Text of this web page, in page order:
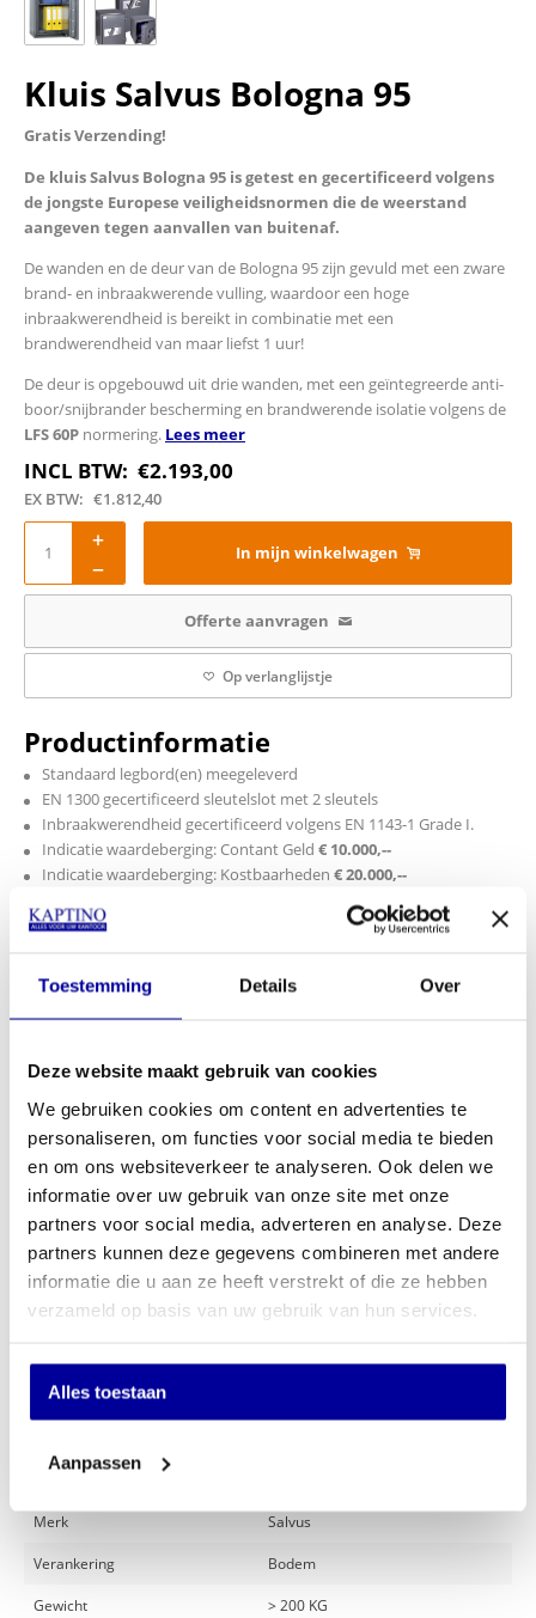
Toestemming Details Over
Deze website maakt gebruik van cookies
We gebruiken cookies om content en advertenties te
personaliseren, om functies voor social media te bieden
en om ons websiteverkeer te analyseren. Ook delen we
informatie over uw gebruik van onze site met onze
partners voor social media, adverteren en analyse. Deze
partners kunnen deze gegevens combineren met andere
informatie die u aan ze heeft verstrekt of die ze hebben
verzameld op basis van uw gebruik van hun services.
Alles toestaan
Aanpassen
Kluis Salvus Bologna 95
Gratis Verzending!
De kluis Salvus Bologna 95 is getest en gecertificeerd volgens
de jongste Europese veiligheidsnormen die de weerstand
aangeven tegen aanvallen van buitenaf.
De wanden en de deur van de Bologna 95 zijn gevuld met een zware
brand- en inbraakwerende vulling, waardoor een hoge
inbraakwerendheid is bereikt in combinatie met een
brandwerendheid van maar liefst 1 uur!
De deur is opgebouwd uit drie wanden, met een geïntegreerde anti-
boor/snijbrander bescherming en brandwerende isolatie volgens de
LFS 60P normering. Lees meer
INCL BTW: €2.193,00
EX BTW: €1.812,40
In mijn winkelwagen
Offerte aanvragen
Op verlanglijstje
Productinformatie
Standaard legbord(en) meegeleverd
EN 1300 gecertificeerd sleutelslot met 2 sleutels
Inbraakwerendheid gecertificeerd volgens EN 1143-1 Grade I.
Indicatie waardeberging: Contant Geld € 10.000,--
Indicatie waardeberging: Kostbaarheden € 20.000,--
Brandwerendheid gecertificeerd volgens LFS 60P
Geïntegreerde anti-boor en snijbranderbescherming
Gewicht 205 kg
Uitwendige maten 980 x 545 x 455 mm H x B x D dieptemaat is
exclusief 40 mm voor handgreep/scharnieren
Verankering via bodem (1x)
Incl. verankeringsmateriaal
Specificaties
Gewicht
Kleur Antracietgrijs (RAL 7016)
Verzekerde waarde
Merk Salvus
Verankering Bodem
Gewicht > 200 KG